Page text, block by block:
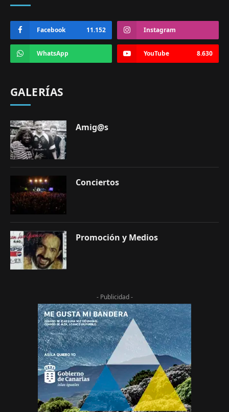
Facebook 11.152 Instagram
WhatsApp YouTube 8.630
GALERÍAS
Amig@s
Conciertos
Promoción y Medios
- Publicidad -